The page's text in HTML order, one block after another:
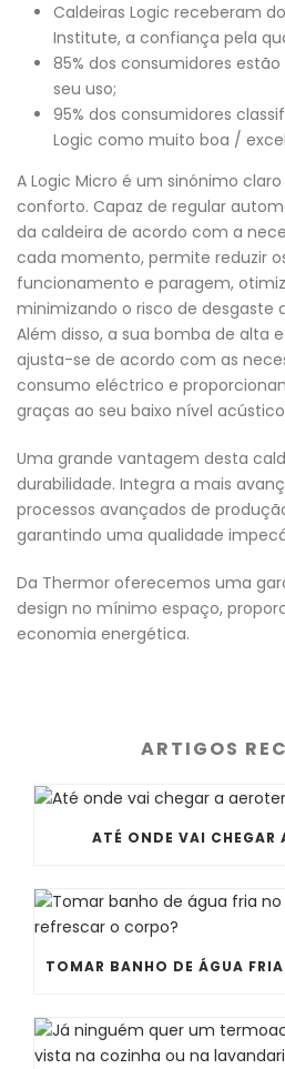
Caldeiras Logic receberam
Institute, a confiança pela
85% dos consumidores
seu uso;
95% dos consumidores
Logic como muito boa /
A Logic Micro é um sinónimo
conforto. Capaz de regular
da caldeira de acordo com a
cada momento, permite reduzir
funcionamento e paragem,
minimizando o risco de desgaste
Além disso, a sua bomba de alta
ajusta-se de acordo com as
consumo eléctrico e
graças ao seu baixo nível
Uma grande vantagem desta
durabilidade. Integra a mais
processos avançados de
garantindo uma qualidade
Da Thermor oferecemos uma
design no mínimo espaço,
economia energética.
ARTIGOS
ATÉ ONDE VAI CHEGAR